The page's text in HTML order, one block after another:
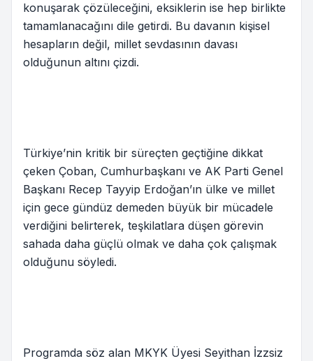
konuşarak çözüleceğini, eksiklerin ise hep birlikte
tamamlanacağını dile getirdi. Bu davanın kişisel
hesapların değil, millet sevdasının davası
olduğunun altını çizdi.
Türkiye’nin kritik bir süreçten geçtiğine dikkat
çeken Çoban, Cumhurbaşkanı ve AK Parti Genel
Başkanı Recep Tayyip Erdoğan’ın ülke ve millet
için gece gündüz demeden büyük bir mücadele
verdiğini belirterek, teşkilatlara düşen görevin
sahada daha güçlü olmak ve daha çok çalışmak
olduğunu söyledi.
Programda söz alan MKYK Üyesi Seyithan İzzsiz